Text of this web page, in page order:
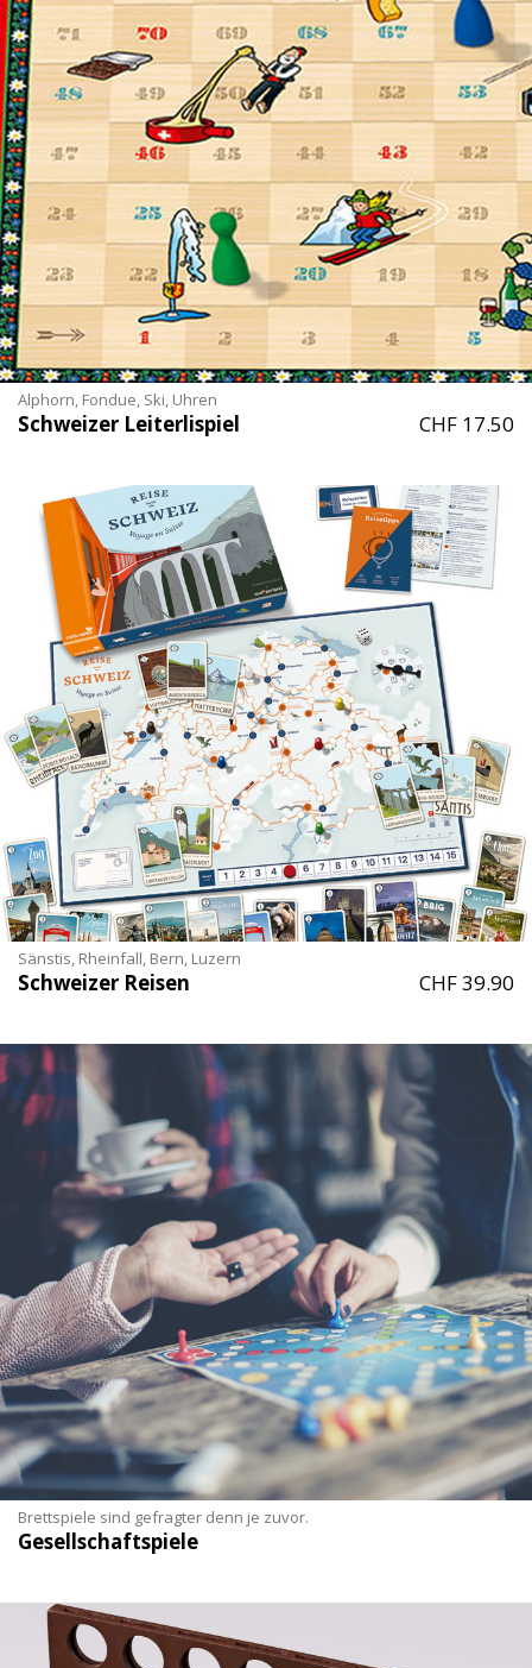
Alphorn, Fondue, Ski, Uhren
Schweizer Leiterlispiel CHF 17.50
Sänstis, Rheinfall, Bern, Luzern
Schweizer Reisen CHF 39.90
Brettspiele sind gefragter denn je zuvor.
Gesellschaftspiele